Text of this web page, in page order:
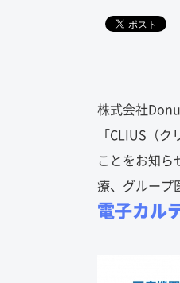
株式会社
「CLIUS（
ことをお知ら
療、グループ
電子カル